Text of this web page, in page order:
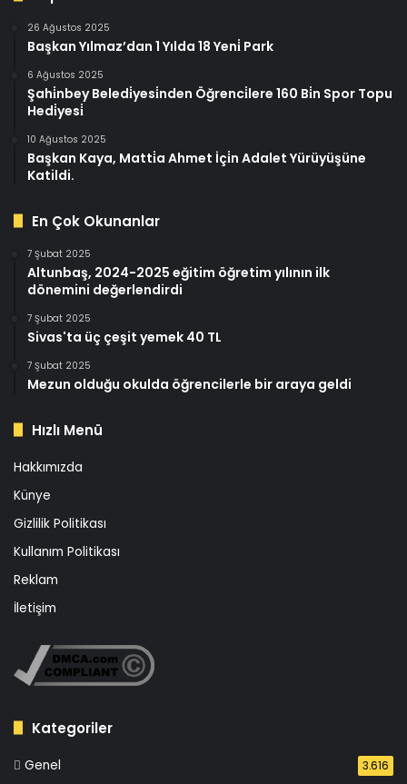
26 Ağustos 2025
Başkan Yılmaz’dan 1 Yılda 18 Yeni̇ Park
6 Ağustos 2025
Şahi̇nbey Beledi̇yesi̇nden Öğrenci̇lere 160 Bi̇n Spor Topu
Hedi̇yesi̇
10 Ağustos 2025
Başkan Kaya, Matti̇a Ahmet İçi̇n Adalet Yürüyüşüne
Katildi.
En Çok Okunanlar
7 Şubat 2025
Altunbaş, 2024-2025 eğitim öğretim yılının ilk
dönemini değerlendirdi
7 Şubat 2025
Sivas'ta üç çeşit yemek 40 TL
7 Şubat 2025
Mezun olduğu okulda öğrencilerle bir araya geldi
Hızlı Menü
Hakkımızda
Künye
Gizlilik Politikası
Kullanım Politikası
Reklam
İletişim
Kategoriler
Genel 3.616